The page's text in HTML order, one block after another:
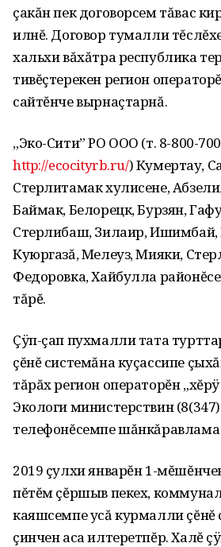
çакăн пек договорсем тăвас
илнĕ. Договор тумалли
хальхи вăхăтра республика
тивĕçтерекен регион
сайтĕнче вырнаçтарнă.
„Эко-Сити” РО ООО (т. 8-800-
http://ecocityrb.ru/) Кумертау,
Стерлитамак хулисене,
Баймак, Белорецк, Бурзян,
Стерлибаш, Зилаир, Ишимбай,
Куюргазă, Мелеуз, Мияки,
Федоровка, Хайбулла
тăрĕ.
Çÿп-çап пухмалли тата
çĕнĕ системăна куçассипе
тăрăх регион операторĕн
Экологи министерствин
телефонĕсемпе шăнкăравлама
2019 çулхи январĕн 1-
пĕтĕм çĕршыв пекех,
каяшсемпе усă курмалли çĕнĕ
çинчен аса илтеретпĕр. Халĕ